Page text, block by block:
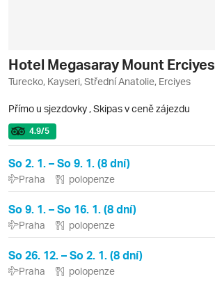
Hotel Megasaray Mount Erciyes
Turecko, Kayseri, Střední Anatolie, Erciyes
Přímo u sjezdovky ,Skipas v ceně zájezdu
4.9/5
So 2. 1. – So 9. 1. (8 dní)
Praha polopenze
So 9. 1. – So 16. 1. (8 dní)
Praha polopenze
So 26. 12. – So 2. 1. (8 dní)
Praha polopenze